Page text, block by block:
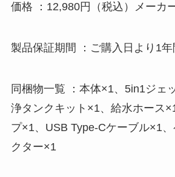
価格 ：12,980円（税込）メーカ
製品保証期間 ：ご購入日より1年
同梱物一覧 ：本体×1、5in1ジェ
浄タンクキット×1、給水ホース
プ×1、USB Type-Cケーブル×1
クター×1